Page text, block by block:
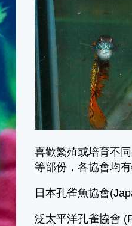
喜歡繁殖或培育不
等部份，各協會均
日本孔雀魚協會
泛太平洋孔雀協會